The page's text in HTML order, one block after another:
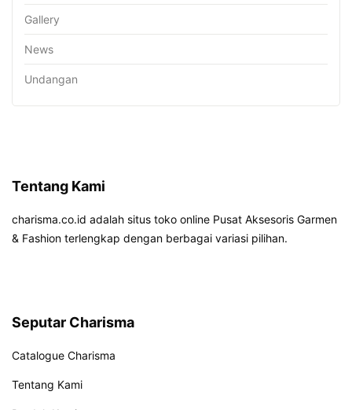
Gallery
News
Undangan
Tentang Kami
charisma.co.id adalah situs toko online Pusat Aksesoris Garmen
& Fashion terlengkap dengan berbagai variasi pilihan.
Seputar Charisma
Catalogue Charisma
Tentang Kami